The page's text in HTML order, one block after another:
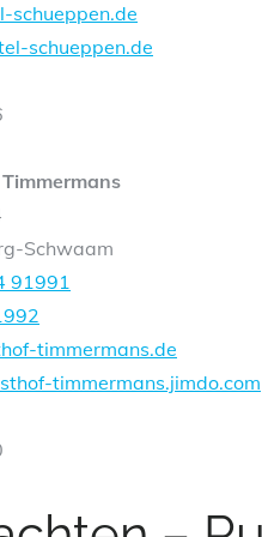
schueppen.de
schueppen.de
Schwaam
91991
timmermans.de
timmermans.jimdo.com